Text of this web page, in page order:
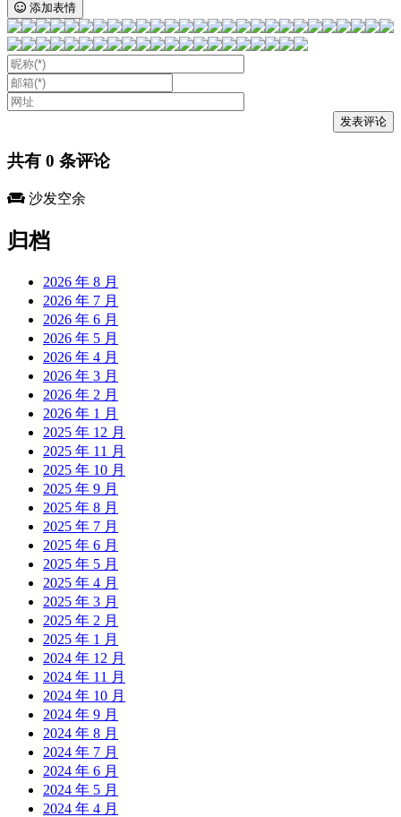
添加表情
共有 0 条评论
沙发空余
归档
2026 年 8 月
2026 年 7 月
2026 年 6 月
2026 年 5 月
2026 年 4 月
2026 年 3 月
2026 年 2 月
2026 年 1 月
2025 年 12 月
2025 年 11 月
2025 年 10 月
2025 年 9 月
2025 年 8 月
2025 年 7 月
2025 年 6 月
2025 年 5 月
2025 年 4 月
2025 年 3 月
2025 年 2 月
2025 年 1 月
2024 年 12 月
2024 年 11 月
2024 年 10 月
2024 年 9 月
2024 年 8 月
2024 年 7 月
2024 年 6 月
2024 年 5 月
2024 年 4 月